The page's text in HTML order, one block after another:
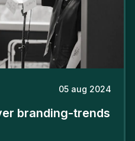
05 aug 2024
branding-trends